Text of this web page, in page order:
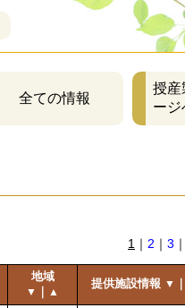
全ての情報
授産
ージ
1 ｜ 2 ｜ 3 ｜
地域
▼ ▲
提供施設情報 ▼